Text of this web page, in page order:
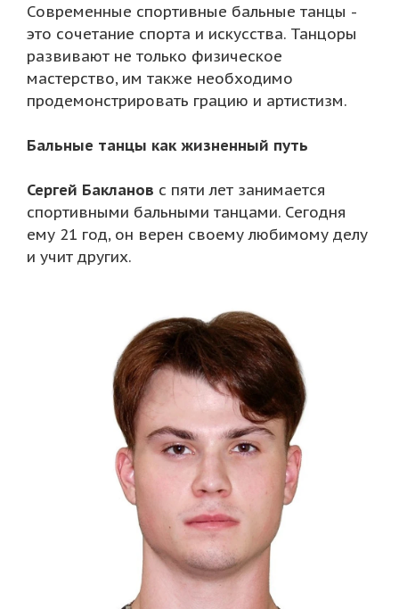
Современные спортивные бальные танцы -
это сочетание спорта и искусства. Танцоры
развивают не только физическое
мастерство, им также необходимо
продемонстрировать грацию и артистизм.
Бальные танцы как жизненный путь
Сергей Бакланов с пяти лет занимается
спортивными бальными танцами. Сегодня
ему 21 год, он верен своему любимому делу
и учит других.